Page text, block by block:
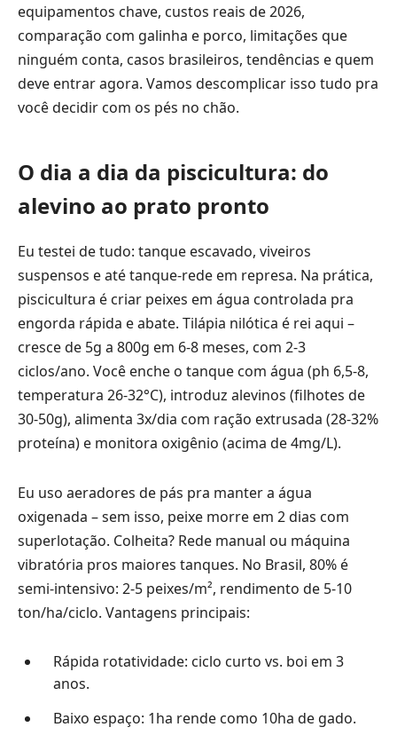
equipamentos chave, custos reais de 2026,
comparação com galinha e porco, limitações que
ninguém conta, casos brasileiros, tendências e quem
deve entrar agora. Vamos descomplicar isso tudo pra
você decidir com os pés no chão.
O dia a dia da piscicultura: do
alevino ao prato pronto
Eu testei de tudo: tanque escavado, viveiros
suspensos e até tanque-rede em represa. Na prática,
piscicultura é criar peixes em água controlada pra
engorda rápida e abate. Tilápia nilótica é rei aqui –
cresce de 5g a 800g em 6-8 meses, com 2-3
ciclos/ano. Você enche o tanque com água (ph 6,5-8,
temperatura 26-32°C), introduz alevinos (filhotes de
30-50g), alimenta 3x/dia com ração extrusada (28-32%
proteína) e monitora oxigênio (acima de 4mg/L).
Eu uso aeradores de pás pra manter a água
oxigenada – sem isso, peixe morre em 2 dias com
superlotação. Colheita? Rede manual ou máquina
vibratória pros maiores tanques. No Brasil, 80% é
semi-intensivo: 2-5 peixes/m², rendimento de 5-10
ton/ha/ciclo. Vantagens principais:
Rápida rotatividade: ciclo curto vs. boi em 3
anos.
Baixo espaço: 1ha rende como 10ha de gado.